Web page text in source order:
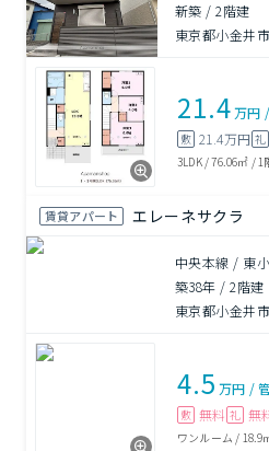
新築 /2階建
東京都小金井
21.4万円
敷 21.4万円 礼
3LDK/76.06㎡ / 1
賃貸アパート エレーネサクラ
中央本線 / 東
築38年 /2階建
東京都小金井
4.5 万円 /
敷 無料 礼 無
ワンルーム / 18.9